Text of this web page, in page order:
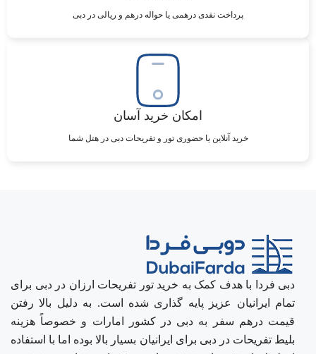
پرداخت نقدی درهمی یا حواله درهم و ریالی در دبی
امکان خرید آسان
خرید آنلاین یا حضوری تور و تفریحات دبی در هتل شما
دبی فردا با هدف کمک به خرید تور تفریحات ارزان در دبی برای
تمام ایرانیان عزیز پایه گذاری شده است. به دلیل بالا رفتن
قیمت درهم سفر به دبی در کشور امارات و خصوصاً هزینه
بلیط تفریحات در دبی برای ایرانیان بسیار بالا بوده اما با استفاده